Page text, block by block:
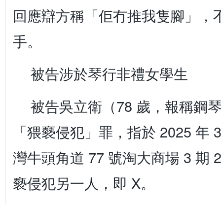
回應辯方稱「佢冇推我隻腳」，
手。
被告涉於琴行非禮女學生
被告吳立衛（78 歲，報稱鋼
「猥褻侵犯」罪，指於 2025 年
灣牛頭角道 77 號淘大商場 3 期
褻侵犯另一人，即 X。